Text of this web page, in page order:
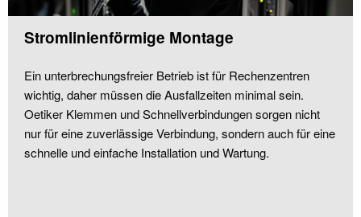
Stromlinienförmige Montage
Ein unterbrechungsfreier Betrieb ist für Rechenzentren
wichtig, daher müssen die Ausfallzeiten minimal sein.
Oetiker Klemmen und Schnellverbindungen sorgen nicht
nur für eine zuverlässige Verbindung, sondern auch für eine
schnelle und einfache Installation und Wartung.